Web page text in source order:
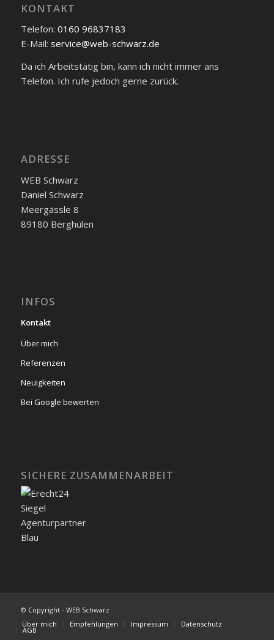
KONTAKT
Telefon: 0160 96837183
E-Mail: service@web-schwarz.de
Da ich Arbeitstätig bin, kann ich nicht immer ans
Telefon. Ich rufe jedoch gerne zurück.
ADRESSE
WEB Schwarz
Daniel Schwarz
Meergässle 8
89180 Berghülen
INFOS
Kontakt
Über mich
Referenzen
Neuigkeiten
Bei Google bewerten
SICHERE ZUSAMMENARBEIT
© Copyright - WEB Schwarz
Über mich
Empfehlungen Impressum Datenschutz
AGB